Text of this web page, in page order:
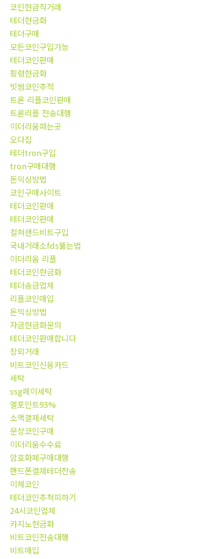
코인현금직거래
테더현금화
테더구매
모든코인구입가능
테더코인판매
횡령현금화
빗썸코인추적
트론 리플코인판매
트론리플 전송대행
이더리움파는곳
오다집
테더tron구입
tron구매대행
돈믹싱방법
코인구매사이트
테더코인판매
테더코인판매
컬쳐랜드비트구입
국내거래소fds뚫는법
이더리움 리플
테더코인현금화
테더송금업체
리플코인매입
돈믹싱방법
자금현금화문의
테더코인판매합니다
장외거래
비트코인신용카드
세탁
ssg페이세탁
엘포인트93%
소액결제세탁
문상코인구매
이더리움수수료
암호화폐구매대행
핸드폰결제테더전송
이체코인
테더코인추척피하기
24시코인업체
카지노현금화
비트코인전송대행
비트매입